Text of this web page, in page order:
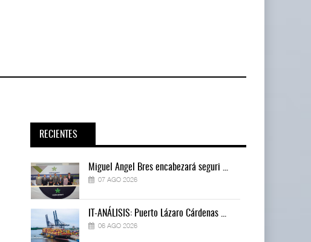
RECIENTES
Miguel Ángel Bres encabezará seguri ...
07 AGO 2026
IT-ANÁLISIS: Puerto Lázaro Cárdenas ...
06 AGO 2026